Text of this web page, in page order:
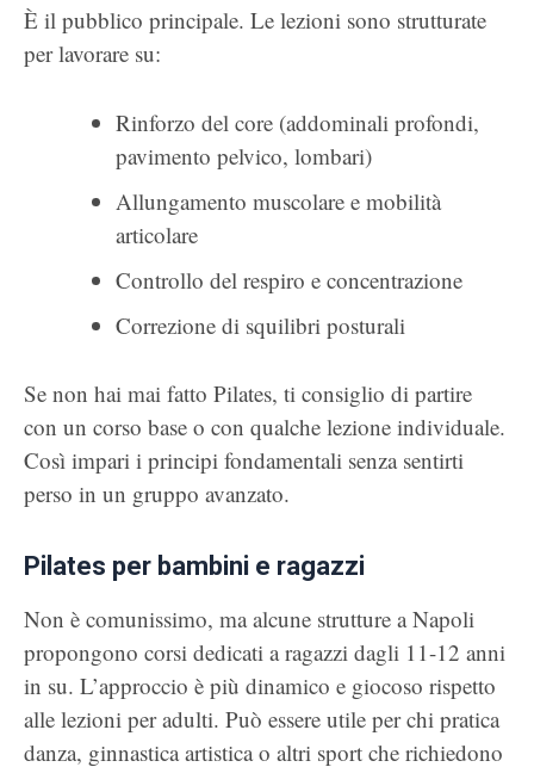
È il pubblico principale. Le lezioni sono strutturate
per lavorare su:
Rinforzo del core (addominali profondi,
pavimento pelvico, lombari)
Allungamento muscolare e mobilità
articolare
Controllo del respiro e concentrazione
Correzione di squilibri posturali
Se non hai mai fatto Pilates, ti consiglio di partire
con un corso base o con qualche lezione individuale.
Così impari i principi fondamentali senza sentirti
perso in un gruppo avanzato.
Pilates per bambini e ragazzi
Non è comunissimo, ma alcune strutture a Napoli
propongono corsi dedicati a ragazzi dagli 11-12 anni
in su. L’approccio è più dinamico e giocoso rispetto
alle lezioni per adulti. Può essere utile per chi pratica
danza, ginnastica artistica o altri sport che richiedono